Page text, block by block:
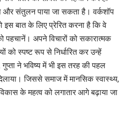
संतुलन पाया जा सकता है। वर्कशॉप
इस बात के लिए प्रेरित करना है कि वे
पहचानें। अपने विचारों को सकारात्मक
को स्पष्ट रूप से निर्धारित कर उन्हें
ने भविष्य में भी इस तरह की पहल
जिससे समाज में मानसिक स्वास्थ्य,
के महत्व को लगातार आगे बढ़ाया जा